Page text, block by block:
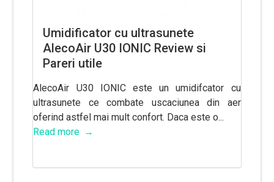
Umidificator cu ultrasunete
AlecoAir U30 IONIC Review si
Pareri utile
AlecoAir U30 IONIC este un umidifcator cu
ultrasunete ce combate uscaciunea din aer
oferind astfel mai mult confort. Daca este o...
Read more